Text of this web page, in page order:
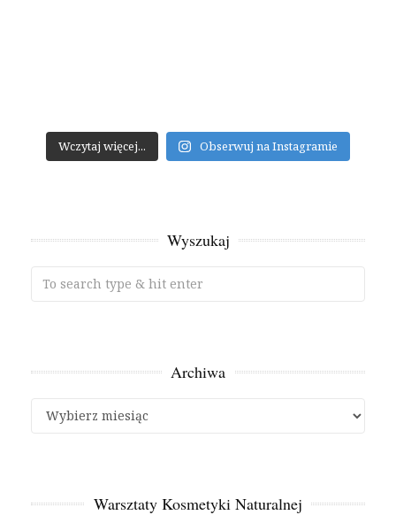
Wczytaj więcej... Obserwuj na Instagramie
Wyszukaj
Archiwa
Archiwa
Warsztaty Kosmetyki Naturalnej